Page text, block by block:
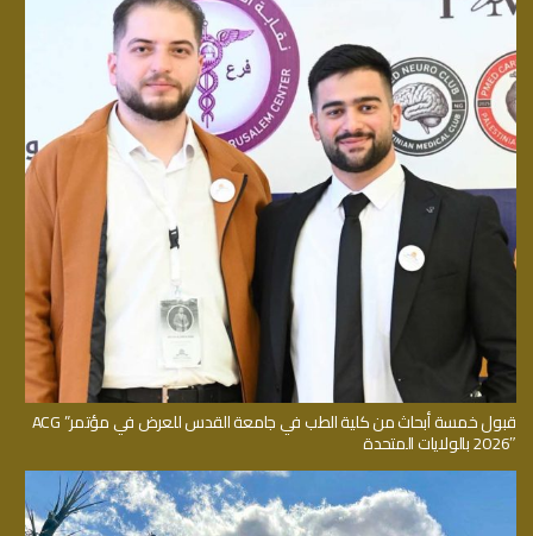
قبول خمسة أبحاث من كلية الطب في جامعة القدس للعرض في مؤتمر” ACG
2026″ بالولايات المتحدة